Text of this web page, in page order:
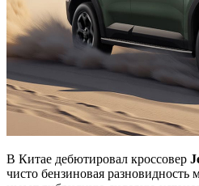
В Китае дебютировал кроссовер
чисто бензиновая разновидность